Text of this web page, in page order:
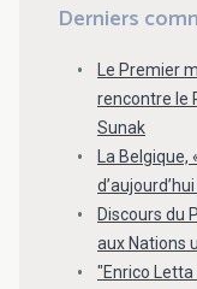
Derniers
Le Premier
rencontre le
Sunak
La
Discours du
aux Nations
"Enrico